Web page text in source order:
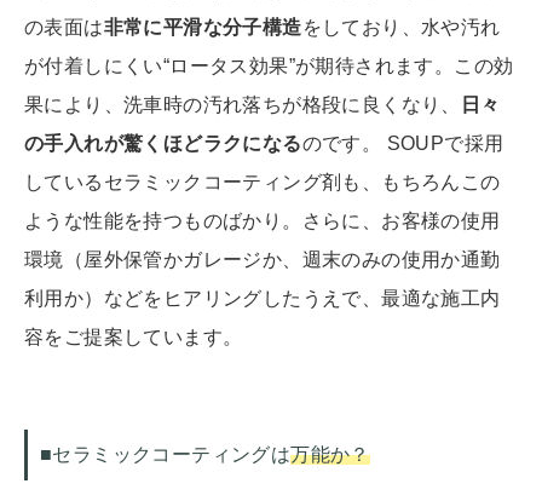
の表面は非常に平滑な分子構造をしており、水や汚れ
が付着しにくい“ロータス効果”が期待されます。この効
果により、洗車時の汚れ落ちが格段に良くなり、
日々
の手入れが驚くほどラクになるのです。 SOUPで採用
しているセラミックコーティング剤も、もちろんこの
ような性能を持つものばかり。さらに、お客様の使用
環境（屋外保管かガレージか、週末のみの使用か通勤
利用か）などをヒアリングしたうえで、最適な施工内
容をご提案しています。
■セラミックコーティングは万能か？